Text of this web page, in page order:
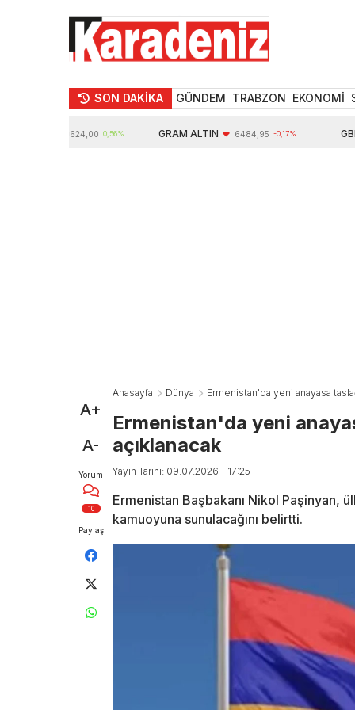
SON DAKİKA GÜNDEM TRABZON EKONOMİ
0,56% GRAM ALTIN 6484,95 -0,17%
A+
A-
Yorum
10
Paylaş
Anasayfa Dünya Ermenistan'da yeni anayasa
Ermenistan'da yeni
açıklanacak
Yayın Tarihi: 09.07.2026 - 17:25
Ermenistan Başbakanı Nikol Paşinyan,
kamuoyuna sunulacağını belirtti.